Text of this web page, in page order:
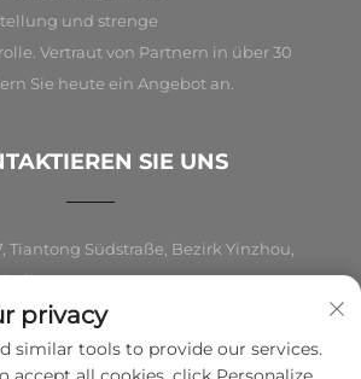
und strenge
Vertraut von Partnern in über 30
Sie heute ein Angebot an.
SIE UNS
Tiantong Südstraße, Bezirk Yinzhou,
privacy
similar tools to provide our services.